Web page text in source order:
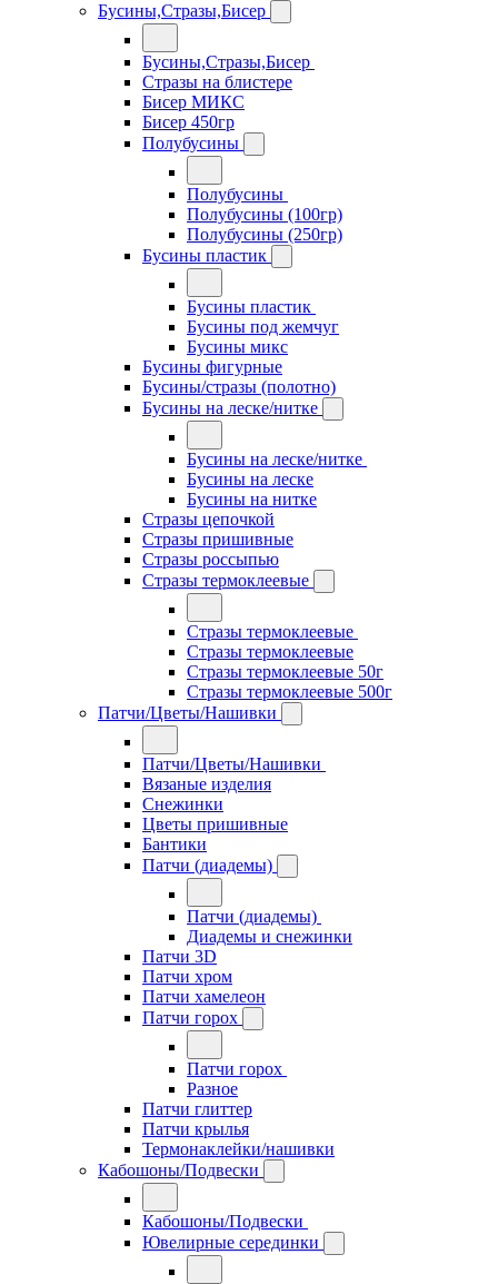
Бусины,Стразы,Бисер
Бусины,Стразы,Бисер
Стразы на блистере
Бисер МИКС
Бисер 450гр
Полубусины
Полубусины
Полубусины (100гр)
Полубусины (250гр)
Бусины пластик
Бусины пластик
Бусины под жемчуг
Бусины микс
Бусины фигурные
Бусины/стразы (полотно)
Бусины на леске/нитке
Бусины на леске/нитке
Бусины на леске
Бусины на нитке
Стразы цепочкой
Стразы пришивные
Стразы россыпью
Стразы термоклеевые
Стразы термоклеевые
Стразы термоклеевые
Стразы термоклеевые 50г
Стразы термоклеевые 500г
Патчи/Цветы/Нашивки
Патчи/Цветы/Нашивки
Вязаные изделия
Снежинки
Цветы пришивные
Бантики
Патчи (диадемы)
Патчи (диадемы)
Диадемы и снежинки
Патчи 3D
Патчи хром
Патчи хамелеон
Патчи горох
Патчи горох
Разное
Патчи глиттер
Патчи крылья
Термонаклейки/нашивки
Кабошоны/Подвески
Кабошоны/Подвески
Ювелирные серединки